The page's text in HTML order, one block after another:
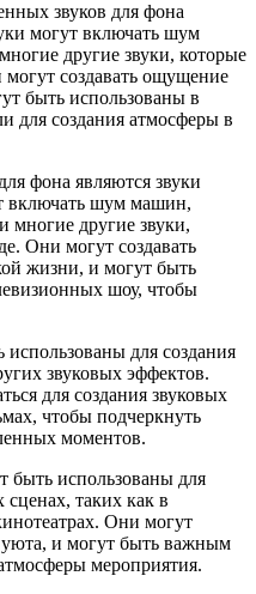
звуков для фона
могут включать шум
другие звуки, которые
создавать ощущение
быть использованы в
для создания атмосферы в
фона являются звуки
включать шум машин,
многие другие звуки,
Они могут создавать
жизни, и могут быть
шоу, чтобы
для создания
звуковых эффектов.
для создания звуковых
чтобы подчеркнуть
моментов.
быть использованы для
таких как в
Они могут
и могут быть важным
мероприятия.